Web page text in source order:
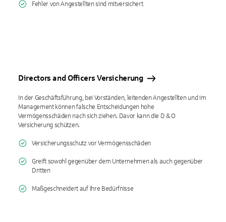
Fehler von Angestellten sind mitversichert
Directors and Officers Versicherung
In der Geschäftsführung, bei Vorständen, leitenden Angestellten und im
Management können falsche Entscheidungen hohe
Vermögensschäden nach sich ziehen. Davor kann die D & O
Versicherung schützen.
Versicherungsschutz vor Vermögensschäden
Greift sowohl gegenüber dem Unternehmen als auch gegenüber
Dritten
Maßgeschneidert auf Ihre Bedürfnisse